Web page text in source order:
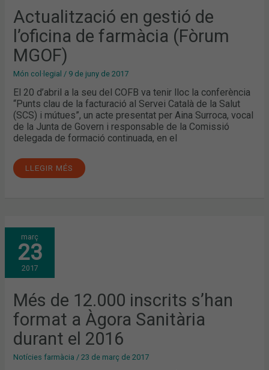
Actualització en gestió de
l’oficina de farmàcia (Fòrum
MGOF)
Món col·legial / 9 de juny de 2017
El 20 d’abril a la seu del COFB va tenir lloc la conferència
“Punts clau de la facturació al Servei Català de la Salut
(SCS) i mútues”, un acte presentat per Aina Surroca, vocal
de la Junta de Govern i responsable de la Comissió
delegada de formació continuada, en el
MGOF)
LLEGIR MÉS
març
23
2017
Més de 12.000 inscrits s’han
format a Àgora Sanitària
durant el 2016
Notícies farmàcia /23 de març de 2017
MÉS
DE
12.000
INSCRITS
S’HAN
FORMAT
A
SANITÀRIA
DURANT
EL
2016